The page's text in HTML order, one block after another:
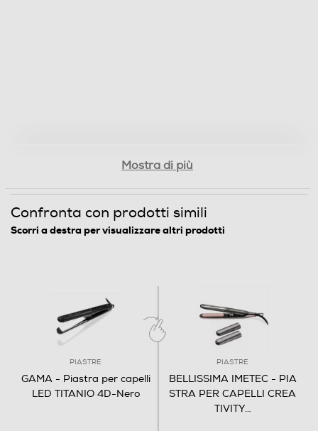
offrendo caratteristiche avanzate per uno styling
impeccabile. Le trafile rivestite in titanio lucidato
capelli dai danni e sigillando le cuticole per eliminare
l'effetto crespo. La tecnologia 4D emette ozono per
pulire il cuoio capelluto, mentre il rivestimento Nano
regolabile da 130 a 230°C si adatta alle esigenze di
styling individuali. Dotata di funzione di
autospegnimento dopo 60 minuti e un cavo da 3 metri
perfettamente lisci, lucenti e ben curati direttamente a
casa tua.
Mostra di più
Confronta con prodotti simili
Scorri a destra per visualizzare altri prodotti
PIASTRE
GAMA - Piastra per capelli
LED TITANIO 4D-Nero
PIASTRE
BELLISSIMA IMETEC - PIA
STRA PER CAPELLI CREA
TIVITY…